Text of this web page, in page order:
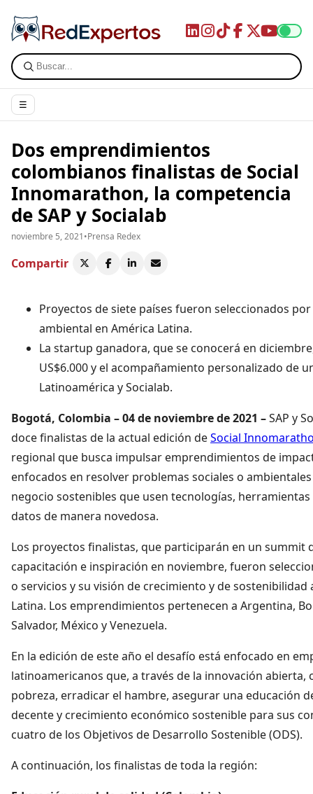
☰
Dos emprendimientos
colombianos finalistas de Social
Innomarathon, la competencia
de SAP y Socialab
noviembre 5, 2021•Prensa Redex
Compartir
Proyectos de siete países fueron seleccionados
ambiental en América Latina.
La startup ganadora, que se conocerá en
US$6.000 y el acompañamiento personalizado de
Latinoamérica y Socialab.
Bogotá, Colombia – 04 de noviembre de 2021 –SAP y
doce finalistas de la actual edición deSocial
regional que busca impulsar emprendimientos de
enfocados en resolver problemas sociales o
negocio sostenibles que usen tecnologías,
datos de manera novedosa.
Los proyectos finalistas, que participarán en un summit
capacitación e inspiración en noviembre, fueron
o servicios y su visión de crecimiento y de sostenibilidad
Latina. Los emprendimientos pertenecen a Argentina,
Salvador, México y Venezuela.
En la edición de este año el desafío está enfocado en
latinoamericanos que, a través de la innovación
pobreza, erradicar el hambre, asegurar una educación
decente y crecimiento económico sostenible para sus
cuatro de los Objetivos de Desarrollo Sostenible (ODS).
A continuación, los finalistas de toda la región: